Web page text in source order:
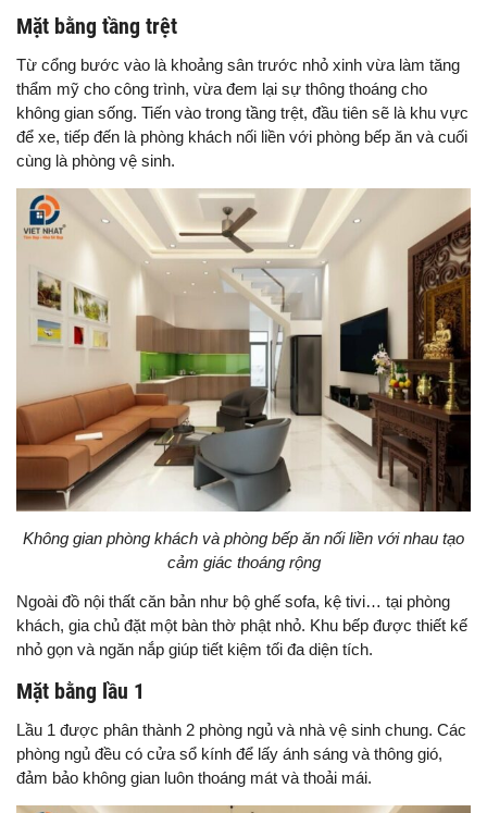
Mặt bằng tầng trệt
Từ cổng bước vào là khoảng sân trước nhỏ xinh vừa làm tăng
thẩm mỹ cho công trình, vừa đem lại sự thông thoáng cho
không gian sống. Tiến vào trong tầng trệt, đầu tiên sẽ là khu vực
để xe, tiếp đến là phòng khách nối liền với phòng bếp ăn và cuối
cùng là phòng vệ sinh.
Không gian phòng khách và phòng bếp ăn nối liền với nhau tạo
cảm giác thoáng rộng
Ngoài đồ nội thất căn bản như bộ ghế sofa, kệ tivi… tại phòng
khách, gia chủ đặt một bàn thờ phật nhỏ. Khu bếp được thiết kế
nhỏ gọn và ngăn nắp giúp tiết kiệm tối đa diện tích.
Mặt bằng lầu 1
Lầu 1 được phân thành 2 phòng ngủ và nhà vệ sinh chung. Các
phòng ngủ đều có cửa sổ kính để lấy ánh sáng và thông gió,
đảm bảo không gian luôn thoáng mát và thoải mái.